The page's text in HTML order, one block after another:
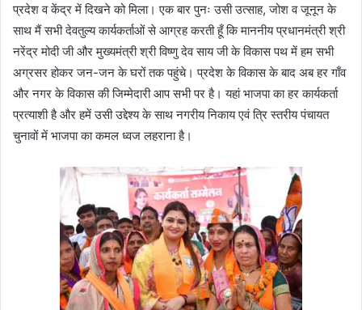
प्रदेश व केंद्र में दिखने को मिला। एक बार पुनः उसी उत्साह, जोश व जूनून के
साथ मैं सभी देवतुल्य कार्यकर्ताओं से आग्रह करती हूँ कि माननीय प्रधानमंत्री श्री
नरेंद्र मोदी जी और मुख्यमंत्री श्री विष्णु देव साय जी के विकास पथ में हम सभी
अग्रसर होकर जन-जन के घरों तक पहुंचे। प्रदेश के विकास के बाद अब हर गाँव
और नगर के विकास की जिम्मेदारी आप सभी पर है। यहां भाजपा का हर कार्यकर्ता
प्रत्याशी है और हमें उसी उद्देश्य के साथ नगरीय निकाय एवं त्रि स्तरीय पंचायत
चुनावों में भाजपा का कमल ध्वज लहराना है।